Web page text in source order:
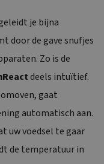
je bijna
door de gave snufjes
Zo is de
deels intuïtief.
gaat
automatisch aan.
uw voedsel te gaar
de temperatuur in